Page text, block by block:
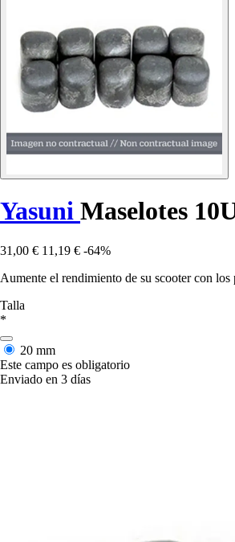
Yasuni Maselotes
31,00 € 11,19 € -64%
Aumente el rendimiento de su scooter con
Talla
*
20 mm
Este campo es obligatorio
Enviado en 3 días